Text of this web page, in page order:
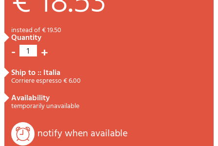
instead of € 19.50
quantity
- 1 +
ship to :: Italia
Corriere espresso € 6.00
availability
temporarily unavailable
notify when available